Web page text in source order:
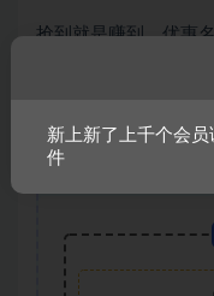
抢到就是赚到，优惠
10个名额，一天就招
密：
新上新了上千个会
件